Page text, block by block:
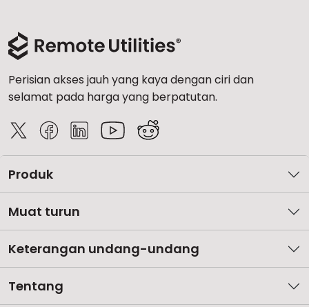
Perisian akses jauh yang kaya dengan ciri dan
selamat pada harga yang berpatutan.
Produk
Muat turun
Keterangan undang-undang
Tentang